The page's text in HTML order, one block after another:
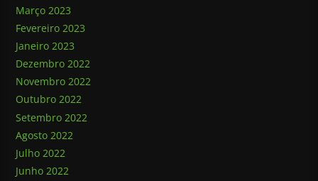
Março 2023
Fevereiro 2023
Janeiro 2023
Dezembro 2022
Novembro 2022
Outubro 2022
Setembro 2022
Agosto 2022
Julho 2022
Junho 2022